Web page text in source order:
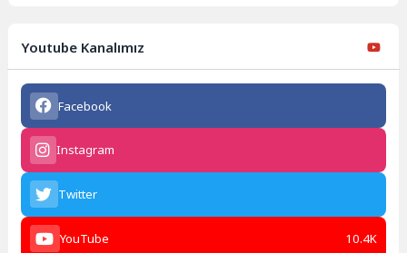
Youtube Kanalımız
Facebook
Instagram
Twitter
YouTube 10.4K